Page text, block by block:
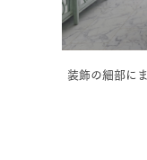
装飾の細部に